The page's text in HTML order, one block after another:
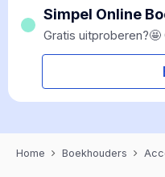
Simpel Online
Gratis uitproberen?🤩
Home Boekhouders